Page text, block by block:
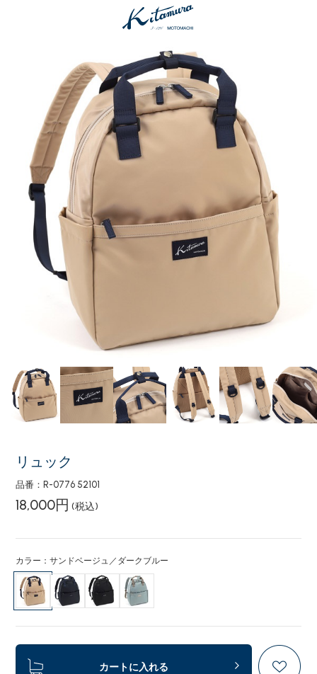
リュック
品番：R-0776 52101
18,000円 (税込)
カラー：サンドベージュ／ダークブルー
カートに入れる